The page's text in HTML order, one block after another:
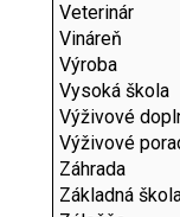
Veterinár
Vináreň
Výroba
Vysoká škola
Výživové
Výživové
Záhrada
Základná